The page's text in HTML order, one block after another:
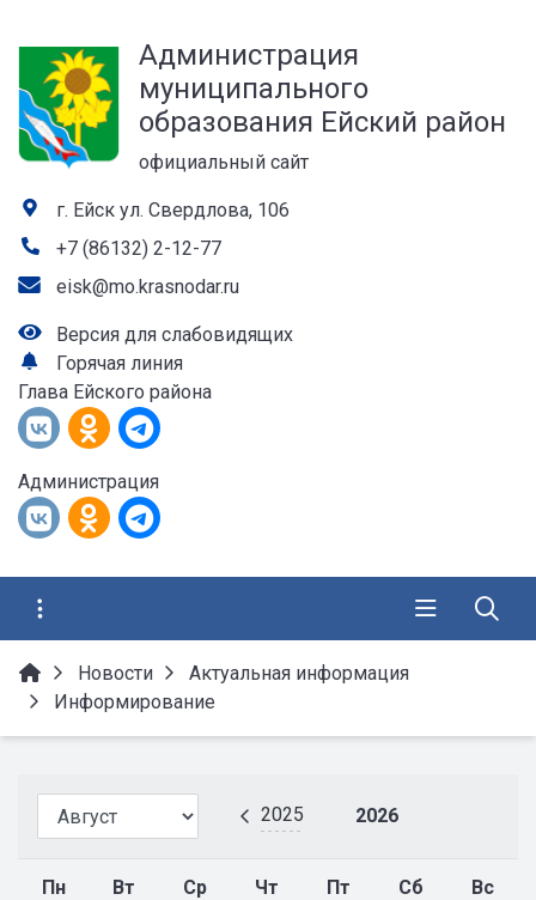
Администрация
муниципального
образования Ейский район
официальный сайт
г. Ейск ул. Свердлова, 106
+7 (86132) 2-12-77
eisk@mo.krasnodar.ru
Версия для слабовидящих
Горячая линия
Глава Ейского района
Администрация
Новости
Актуальная информация
Информирование
2025 2026
Пн Вт Ср Чт Пт Сб Вс